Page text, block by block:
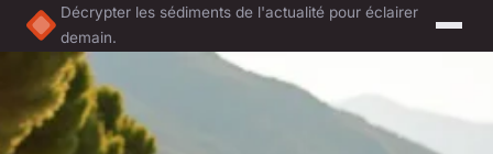
Décrypter les sédiments de l'actualité pour éclairer
demain.